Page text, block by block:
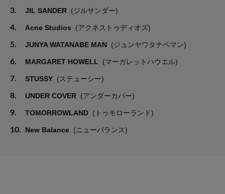
3. JIL SANDER (ジルサンダー)
4. Acne Studios (アクネストゥディオズ)
5. JUNYA WATANABE MAN (ジュンヤワタナベマン)
6. MARGARET HOWELL (マーガレットハウエル)
7. STUSSY (ステューシー)
8. UNDER COVER (アンダーカバー)
9. TOMORROWLAND (トゥモローランド)
10. New Balance (ニューバランス)